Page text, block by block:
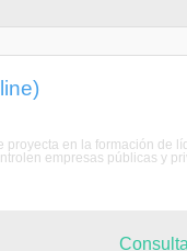
en la formación de
empresas públicas y